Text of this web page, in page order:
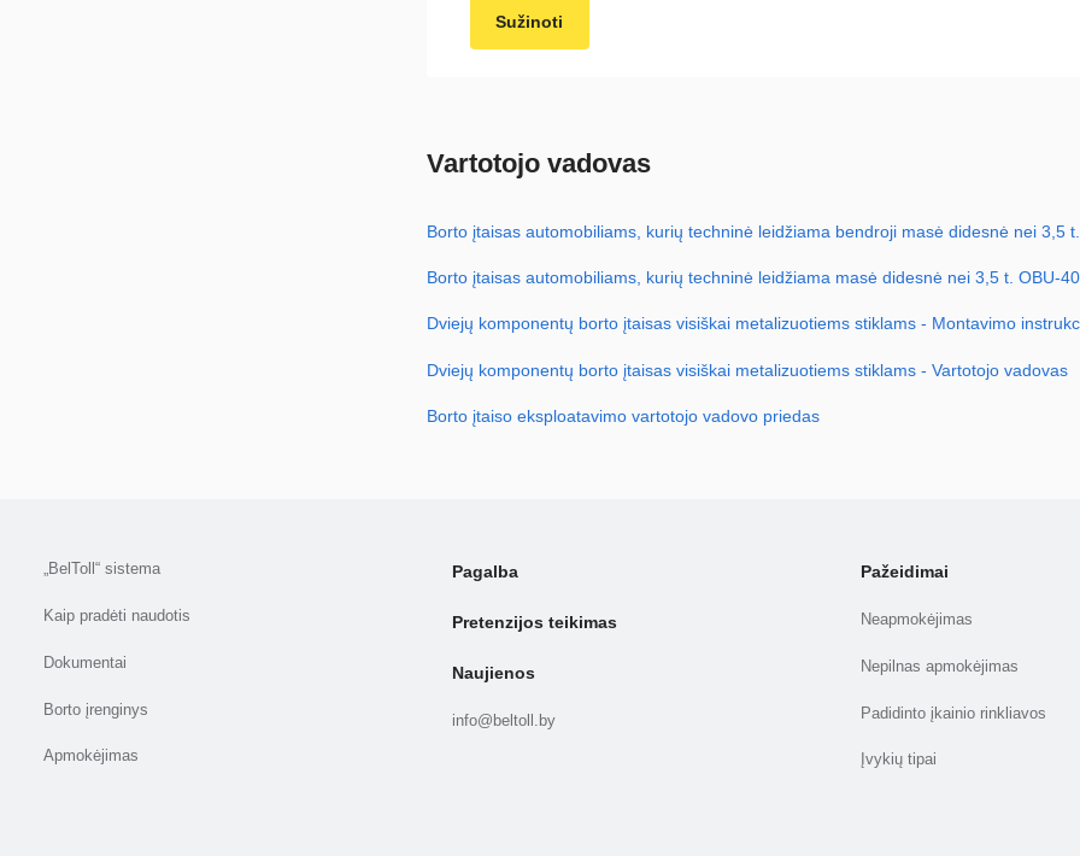
Sužinoti
Vartotojo vadovas
Borto įtaisas automobiliams, kurių techninė leidžiama bendroji masė didesnė nei 3,5 t.
Borto įtaisas automobiliams, kurių techninė leidžiama masė didesnė nei 3,5 t. OBU-
Dviejų komponentų borto įtaisas visiškai metalizuotiems stiklams - Montavimo
Dviejų komponentų borto įtaisas visiškai metalizuotiems stiklams - Vartotojo vadovas
Borto įtaiso eksploatavimo vartotojo vadovo priedas
„BelToll“ sistema
Kaip pradėti naudotis
Dokumentai
Borto įrenginys
Apmokėjimas
Pagalba
Pretenzijos teikimas
Naujienos
info@beltoll.by
Pažeidimai
Neapmokėjimas
Nepilnas apmokėjimas
Padidinto įkainio rinkliavos
Įvykių tipai